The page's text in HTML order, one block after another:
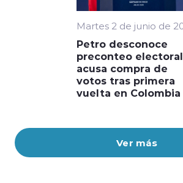
Ver más
Martes 2 de junio de
Petro desconoce
preconteo
acusa compra de
votos tras primera
vuelta en Colombia